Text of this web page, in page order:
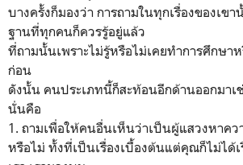
บางครั้งก็มองว่า การถามในทุกเรื่องของเข
ฐานที่ทุกคนก็ควรรู้อยู่แล้ว
ที่ถามนั้นเพราะไม่รู้หรือไม่เคยทำการศึกษา
ก่อน
ดังนั้น คนประเภทนี้ก็สะท้อนอีกด้านออกมาเ
นั่นคือ
1. ถามเพื่อให้คนอื่นเห็นว่าเป็นผู้แสวงหาคว
หรือไม่ ทั้งที่เป็นเรื่องเบื้องต้นแต่คุณก็ไม่ได้